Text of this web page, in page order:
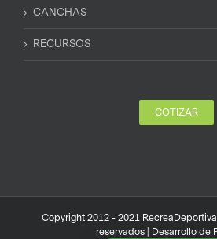
CANCHAS
RECURSOS
COTIZAR
Copyright 2012 - 2021
reservados | Desarrollo de